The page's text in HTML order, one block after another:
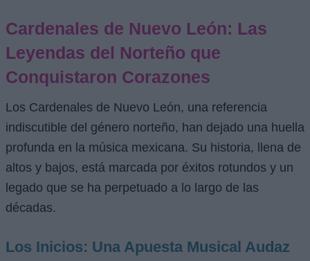
Cardenales de Nuevo León: Las
Leyendas del Norteño que
Conquistaron Corazones
Los Cardenales de Nuevo León, una referencia
indiscutible del género norteño, han dejado una huella
profunda en la música mexicana. Su historia, llena de
altos y bajos, está marcada por éxitos rotundos y un
legado que se ha perpetuado a lo largo de las
décadas.
Los Inicios: Una Apuesta Musical Audaz